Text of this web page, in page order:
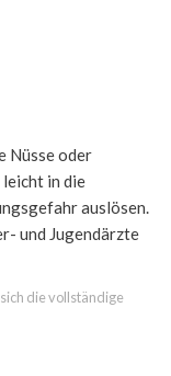
Nüsse oder
leicht in die
auslösen.
und Jugendärzte
sich die vollständige